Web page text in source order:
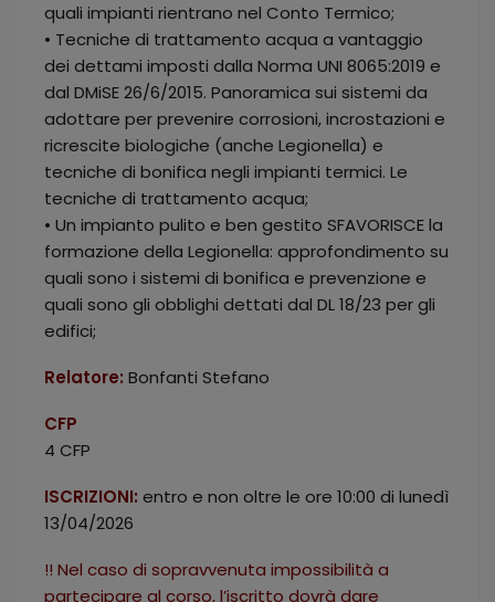
quali impianti rientrano nel Conto Termico;
• Tecniche di trattamento acqua a vantaggio
dei dettami imposti dalla Norma UNI 8065:2019 e
dal DMiSE 26/6/2015. Panoramica sui sistemi da
adottare per prevenire corrosioni, incrostazioni e
ricrescite biologiche (anche Legionella) e
tecniche di bonifica negli impianti termici. Le
tecniche di trattamento acqua;
• Un impianto pulito e ben gestito SFAVORISCE la
formazione della Legionella: approfondimento su
quali sono i sistemi di bonifica e prevenzione e
quali sono gli obblighi dettati dal DL 18/23 per gli
edifici;
Relatore: Bonfanti Stefano
CFP
4 CFP
ISCRIZIONI: entro e non oltre le ore 10:00 di lunedì
13/04/2026
!! Nel caso di sopravvenuta impossibilità a
partecipare al corso, l’iscritto dovrà dare